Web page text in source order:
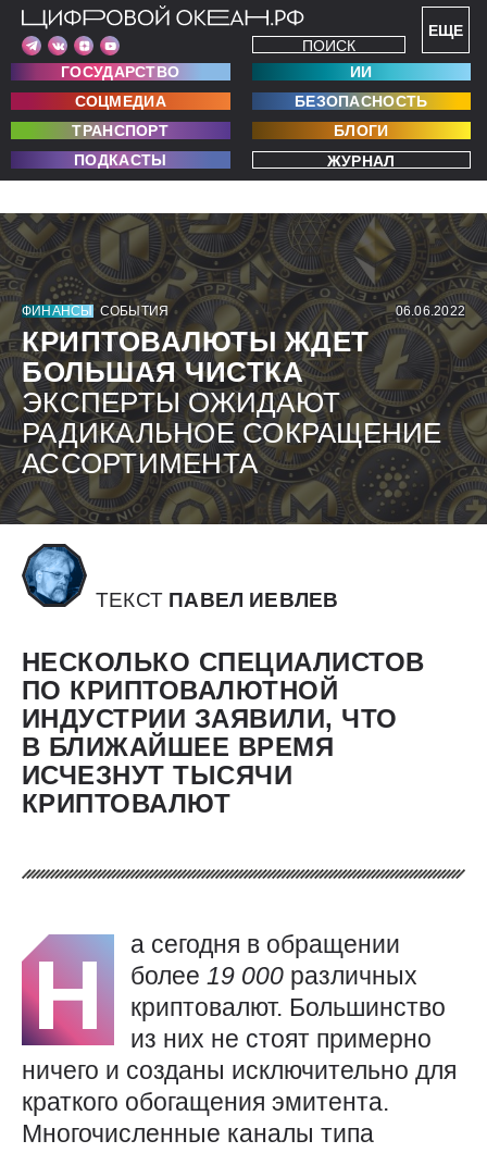
ЕЩЕ
ПОИСК
ГОСУДАРСТВО
ИИ
СОЦМЕДИА
БЕЗОПАСНОСТЬ
ТРАНСПОРТ
БЛОГИ
ПОДКАСТЫ
ЖУРНАЛ
ФИНАНСЫ СОБЫТИЯ 06.06.2022
КРИПТОВАЛЮТЫ ЖДЕТ
БОЛЬШАЯ ЧИСТКА
ЭКСПЕРТЫ ОЖИДАЮТ
РАДИКАЛЬНОЕ СОКРАЩЕНИЕ
АССОРТИМЕНТА
ТЕКСТ ПАВЕЛ ИЕВЛЕВ
НЕСКОЛЬКО СПЕЦИАЛИСТОВ
ПО КРИПТОВАЛЮТНОЙ
ИНДУСТРИИ ЗАЯВИЛИ, ЧТО
В БЛИЖАЙШЕЕ ВРЕМЯ
ИСЧЕЗНУТ ТЫСЯЧИ
КРИПТОВАЛЮТ
Н
а сегодня в обращении
более 19 000 различных
криптовалют. Большинство
из них не стоят примерно
ничего и созданы исключительно для
краткого обогащения эмитента.
Многочисленные каналы типа